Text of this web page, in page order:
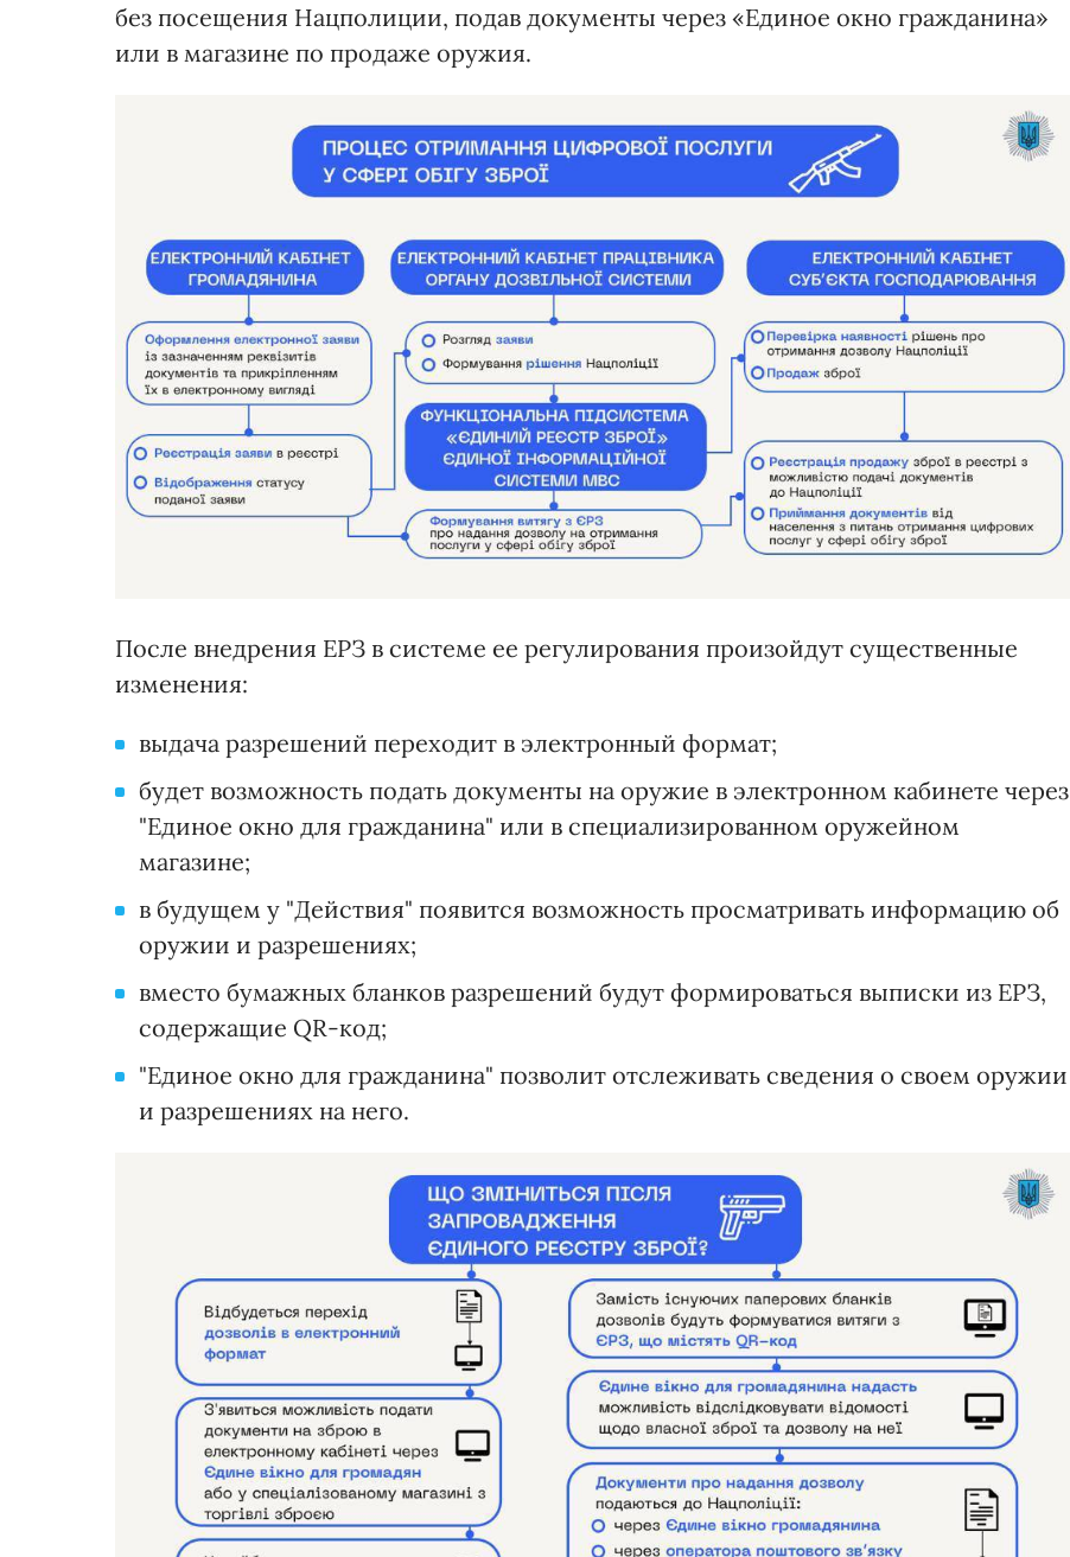
без посещения Нацполиции, подав документы через «Единое окно гражданина»
или в магазине по продаже оружия.
После внедрения ЕРЗ в системе ее регулирования произойдут существенные
изменения:
выдача разрешений переходит в электронный формат;
будет возможность подать документы на оружие в электронном кабинете через
"Единое окно для гражданина" или в специализированном оружейном
магазине;
в будущем у "Действия" появится возможность просматривать информацию об
оружии и разрешениях;
вместо бумажных бланков разрешений будут формироваться выписки из ЕРЗ,
содержащие QR-код;
"Единое окно для гражданина" позволит отслеживать сведения о своем оружии
и разрешениях на него.